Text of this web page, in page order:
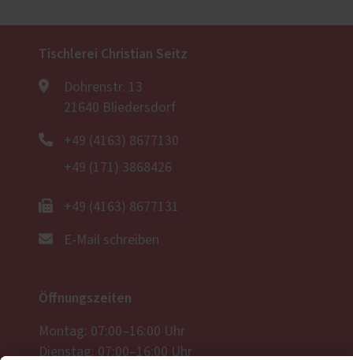
Tischlerei Christian Seitz
Dohrenstr. 13
21640 Bliedersdorf
+49 (4163) 8677130
+49 (171) 3868426
+49 (4163) 8677131
E-Mail schreiben
Öffnungszeiten
Montag: 07:00–16:00 Uhr
Dienstag: 07:00–16:00 Uhr